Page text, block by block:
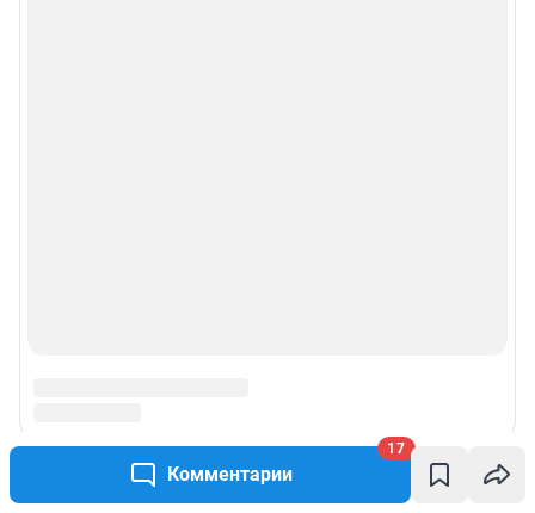
Комментарии
17